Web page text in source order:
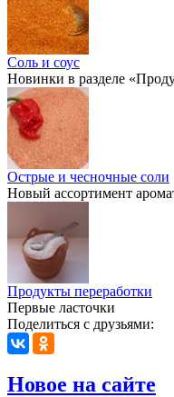
Соль и соус
Новинки в разделе
Острые и чесночные соли
Новый ассортимент
Продукты переработки
Первые ласточки
Поделиться с друзьями:
Новое на сайте